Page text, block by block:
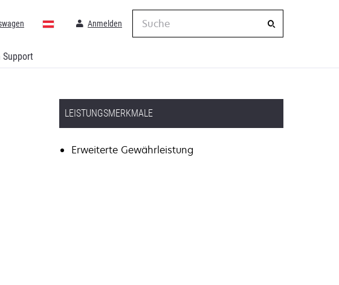
Support
Anmelden
Suche
LEISTUNGSMERKMALE
Erweiterte Gewährleistung